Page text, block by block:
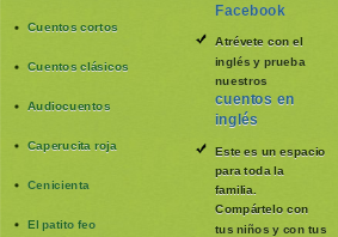
Cuentos cortos
Cuentos clásicos
Audiocuentos
Caperucita roja
Cenicienta
El patito feo
Facebook
Atrévete con el
inglés y prueba
nuestros
cuentos en
inglés
Este es un espacio
para toda la
familia.
Compártelo con
tus niños y con tus